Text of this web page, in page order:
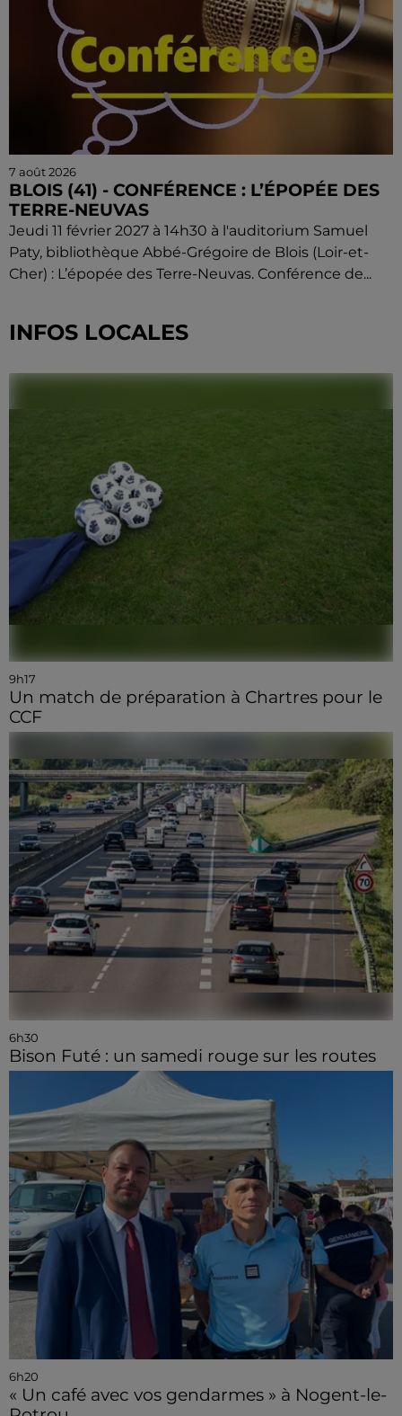
7 août 2026
BLOIS (41) - CONFÉRENCE : L’ÉPOPÉE DES
TERRE-NEUVAS
Jeudi 11 février 2027 à 14h30 à l'auditorium Samuel
Paty, bibliothèque Abbé-Grégoire de Blois (Loir-et-
Cher) : L’épopée des Terre-Neuvas. Conférence de...
INFOS LOCALES
9h17
Un match de préparation à Chartres pour le
CCF
6h30
Bison Futé : un samedi rouge sur les routes
6h20
« Un café avec vos gendarmes » à Nogent-le-